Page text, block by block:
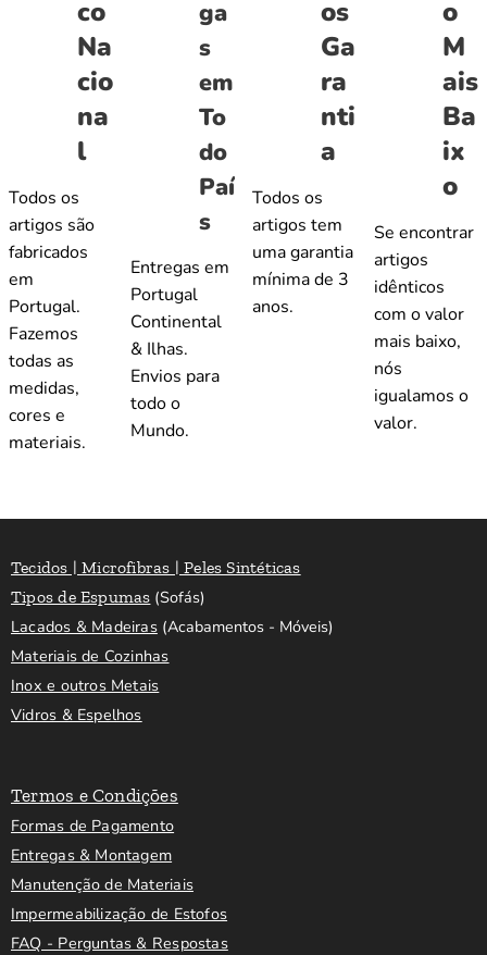
co
Na
cio
na
l
Todos os
artigos são
fabricados
em
Portugal.
Fazemos
todas as
medidas,
cores e
materiais.
ga
s
em
To
do
Paí
s
Entregas em
Portugal
Continental
& Ilhas.
Envios para
todo o
Mundo.
os
Ga
ra
nti
a
Todos os
artigos tem
uma garantia
mínima de 3
anos.
o
M
ais
Ba
ix
o
Se encontrar
artigos
idênticos
com o valor
mais baixo,
nós
igualamos o
valor.
Tecidos | Microfibras | Peles Sintéticas
Tipos de Espumas (Sofás)
Lacados & Madeiras(Acabamentos - Móveis)
Materiais de Cozinhas
Inox e outros Metais
Vidros & Espelhos
Termos e Condições
Formas de Pagamento
Entregas & Montagem
Manutenção de Materiais
Impermeabilização de Estofos
FAQ - Perguntas & Respostas